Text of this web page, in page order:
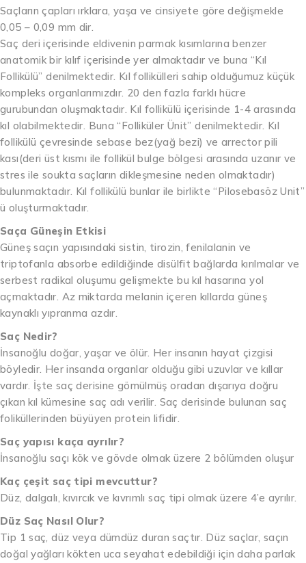
Saçların çapları ırklara, yaşa ve cinsiyete göre değişmekle
0,05 – 0,09 mm dir.
Saç deri içerisinde eldivenin parmak kısımlarına benzer
anatomik bir kılıf içerisinde yer almaktadır ve buna “Kıl
Follikülü” denilmektedir. Kıl follikülleri sahip olduğumuz küçük
kompleks organlarımızdır. 20 den fazla farklı hücre
gurubundan oluşmaktadır. Kıl follikülü içerisinde 1-4 arasında
kıl olabilmektedir. Buna “Folliküler Ünit” denilmektedir. Kıl
follikülü çevresinde sebase bez(yağ bezi) ve arrector pili
kası(deri üst kısmı ile follikül bulge bölgesi arasında uzanır ve
stres ile soukta saçların dikleşmesine neden olmaktadır)
bulunmaktadır. Kıl follikülü bunlar ile birlikte “Pilosebasöz Unit”
ü oluşturmaktadır.
Saça Güneşin Etkisi
Güneş saçın yapısındaki sistin, tirozin, fenilalanin ve
triptofanla absorbe edildiğinde disülfit bağlarda kırılmalar ve
serbest radikal oluşumu gelişmekte bu kıl hasarına yol
açmaktadır. Az miktarda melanin içeren kıllarda güneş
kaynaklı yıpranma azdır.
Saç Nedir?
İnsanoğlu doğar, yaşar ve ölür. Her insanın hayat çizgisi
böyledir. Her insanda organlar olduğu gibi uzuvlar ve kıllar
vardır. İşte saç derisine gömülmüş oradan dışarıya doğru
çıkan kıl kümesine saç adı verilir. Saç derisinde bulunan saç
foliküllerinden büyüyen protein lifidir.
Saç yapısı kaça ayrılır?
İnsanoğlu saçı kök ve gövde olmak üzere 2 bölümden oluşur
Kaç çeşit saç tipi mevcuttur?
Düz, dalgalı, kıvırcık ve kıvrımlı saç tipi olmak üzere 4’e ayrılır.
Düz Saç Nasıl Olur?
Tip 1 saç, düz veya dümdüz duran saçtır. Düz saçlar, saçın
doğal yağları kökten uca seyahat edebildiği için daha parlak